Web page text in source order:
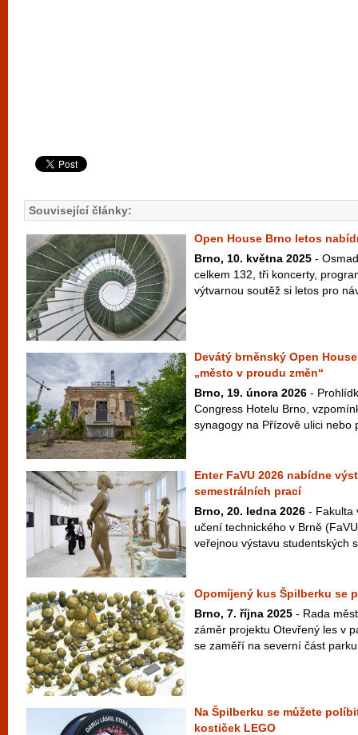
Související články:
Open House Brno letos
Brno, 10. května 2025 -
celkem 132, tři koncerty,
výtvarnou soutěž si letos pro
Devátý brněnský Open
„město v proudu změn“
Brno, 19. února 2026 -
Congress Hotelu Brno,
synagogy na Přízově ulici nebo
Enter FaVU 2026 nabídne
semestrálních prací
Brno, 20. ledna 2026 - Fakulta
učení technického v Brně
veřejnou výstavu studentských
Opomíjený kus Špilberku se
Brno, 7. října 2025 - Rada
záměr projektu Otevřený les v
se zaměří na severní část
Na Špilberku se můžete
kostiček LEGO